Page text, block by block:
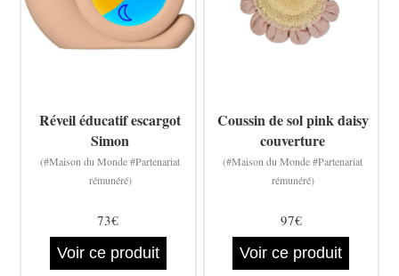
Réveil éducatif escargot
Simon
(#Maison du Monde #Partenariat
rémunéré)
73€
Voir ce produit
Coussin de sol pink daisy
couverture
(#Maison du Monde #Partenariat
rémunéré)
97€
Voir ce produit